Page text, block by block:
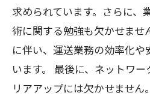
求められています。さらに、
術に関する勉強も欠かせませ
に伴い、運送業務の効率化
います。 最後に、ネットワ
リアアップには欠かせませ